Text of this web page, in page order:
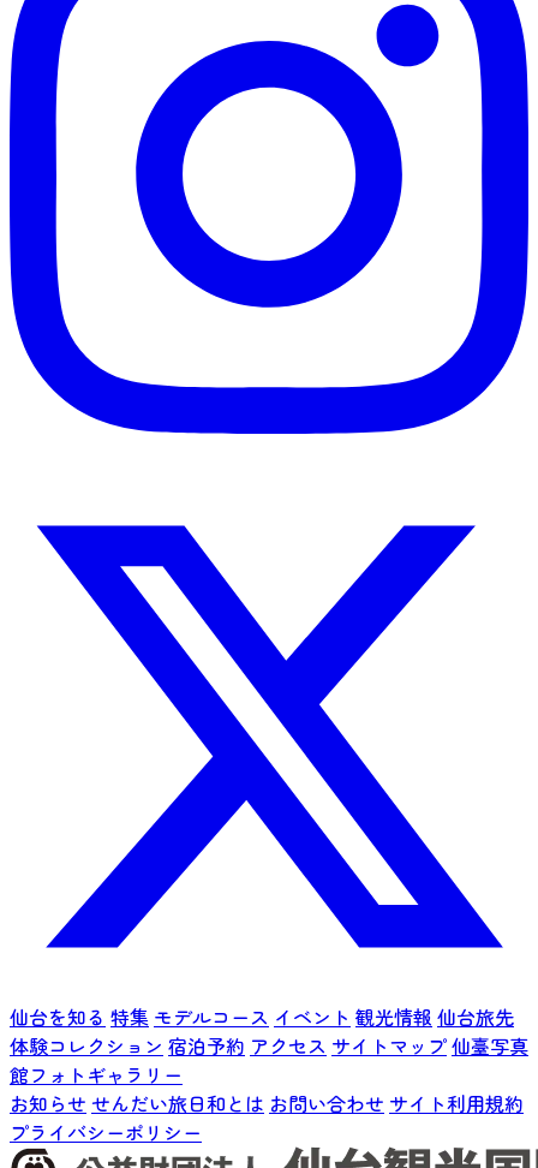
仙台を知る 特集 モデルコース イベント 観光情報 仙台旅先
体験コレクション 宿泊予約 アクセス サイトマップ仙臺写真
館フォトギャラリー
お知らせ せんだい旅日和とは お問い合わせ サイト利用規約
プライバシーポリシー